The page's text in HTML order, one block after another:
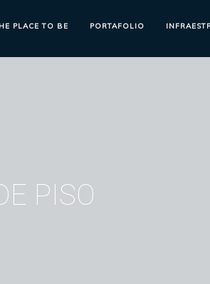
PLACE TO BE PORTAFOLIO
PISO